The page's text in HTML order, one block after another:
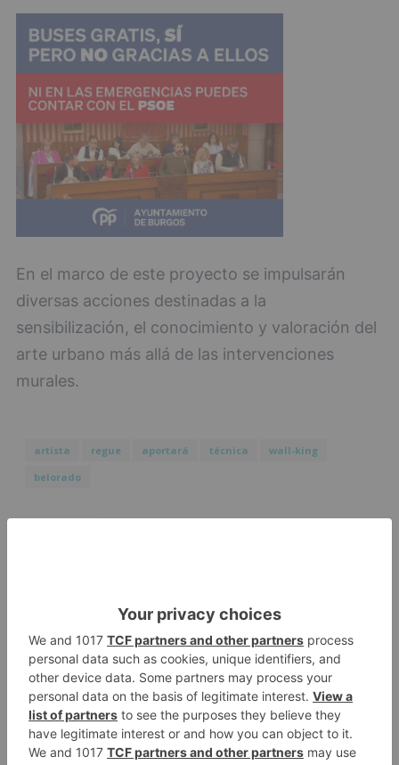
En el marco de este proyecto se impulsarán
diversas acciones destinadas a la
sensibilización, el conocimiento y valoración del
arte urbano más allá de las intervenciones
murales.
artista regue aportará técnica
wall-king
belorado
estreno de la Vuelta a Burgos
2
Un incendio intencionado
calcina el tobogán del parque
infantil del Barrio del Pilar de
Burgos